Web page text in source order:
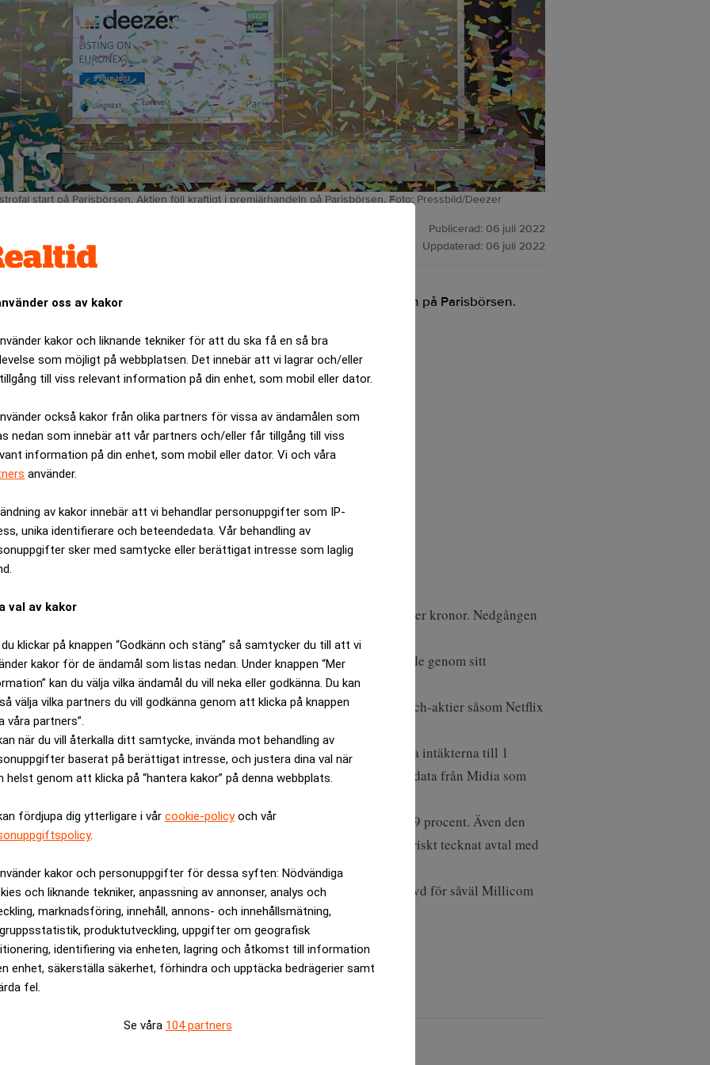
oss av kakor
kakor och liknande tekniker för att du ska få en så bra
som möjligt på webbplatsen. Det innebär att vi lagrar och/eller
till viss relevant information på din enhet, som mobil eller dator.
också kakor från olika partners för vissa av ändamålen som
nedan som innebär att vår partners och/eller får tillgång till viss
information på din enhet, som mobil eller dator. Vi och våra
använder.
av kakor innebär att vi behandlar personuppgifter som IP-
unika identifierare och beteendedata. Vår behandling av
sker med samtycke eller berättigat intresse som laglig
val av kakor
klickar på knappen “Godkänn och stäng” så samtycker du till att vi
kakor för de ändamål som listas nedan. Under knappen “Mer
kan du välja vilka ändamål du vill neka eller godkänna. Du kan
välja vilka partners du vill godkänna genom att klicka på knappen
våra partners”.
när du vill återkalla ditt samtycke, invända mot behandling av
baserat på berättigat intresse, och justera dina val när
helst genom att klicka på “hantera kakor” på denna webbplats.
fördjupa dig ytterligare i vår cookie-policyoch vår
.
kakor och personuppgifter för dessa syften: Nödvändiga
och liknande tekniker, anpassning av annonser, analys och
marknadsföring, innehåll, annons- och innehållsmätning,
produktutveckling, uppgifter om geografisk
identifiering via enheten, lagring och åtkomst till information
enhet, säkerställa säkerhet, förhindra och upptäcka bedrägerier samt
fel.
Se våra 104 partners
start på Parisbörsen. Aktien föll kraftigt i premiärhandeln på Parisbörsen. Foto: Pressbild/Deezer
Publicerad: 06 juli 2022
Uppdaterad: 06 juli 2022
katastrofal start på Parisbörsen. Aktien föll kraftigt i premiärhandeln på Parisbörsen.
genom att gå samman med en spac. Affären var värd cirka 11,6 miljarder kronor. Nedgången
nya streamingtjänster och tech-bolag generellt.
allt tuffare. Apple Music och Amazon är aktiva området och även Google genom sitt
2022. Spotify är ned cirka 70 procent sedan starten på 2022. Andra tech-aktier såsom Netflix
Förlusten under förra året var 120,6 miljoner euro. Målet är att öka intäkterna till 1
Bolaget har idag en marknadsandel om blott 2 procent enligt data från Midia som
på den franska hemmamarknaden där marknadsandelen uppgår till 29 procent. Även den
bolaget. Där uppgår marknadsandelen till 17 procent. Deezer har historiskt tecknat avtal med
när man gått in på en ny marknad.
Holger Albrecht. Albrecht var vd 2015-2021. Han har tidigare varit vd för såväl Millicom
annat Storytels styrelse.
är kostnadsfritt: Prenumerera
Spotify